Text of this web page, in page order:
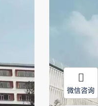
微信咨询